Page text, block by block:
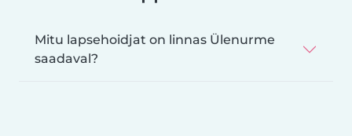
Mitu lapsehoidjat on linnas Ülenurme
saadaval?